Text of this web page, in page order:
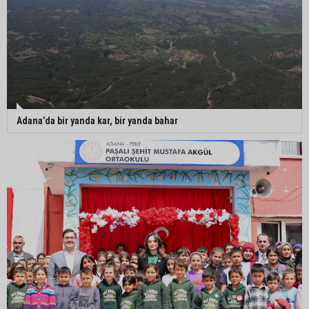
Adana’da bir yanda kar, bir yanda bahar